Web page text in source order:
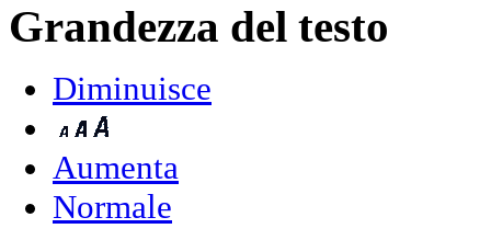
Grandezza del testo
Diminuisce
Aumenta
Normale